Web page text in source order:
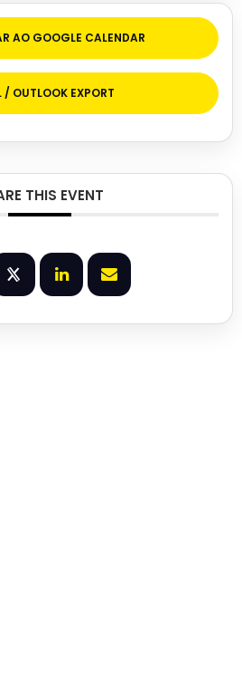
AO GOOGLE CALENDAR
/ OUTLOOK EXPORT
THIS EVENT